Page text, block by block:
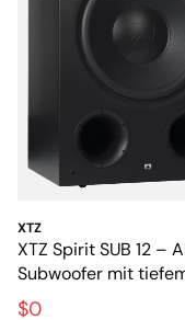
XTZ
XTZ Spirit SUB 12 –
Subwoofer mit
kraftvollem Bass
$0